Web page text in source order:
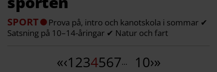
SPORT
Prova på, intro och kanotskola i sommar ✔
Satsning på 10–14-åringar ✔ Natur och fart
«‹1234567... 10›»